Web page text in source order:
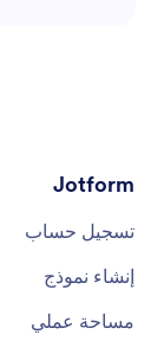
Jotform
تسجيل حساب
إنشاء نموذج
مساحة عملي